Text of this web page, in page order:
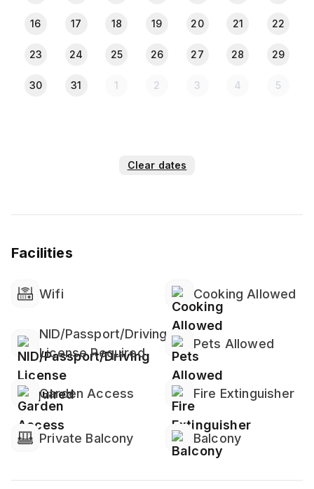
16 17 18 19 20 21 22
23 24 25 26 27 28 29
30 31 1 2 3 4 5
Clear dates
Facilities
Wifi Cooking Allowed
NID/Passport/Driving
License Required
Pets Allowed
Garden Access Fire Extinguisher
Private Balcony Balcony